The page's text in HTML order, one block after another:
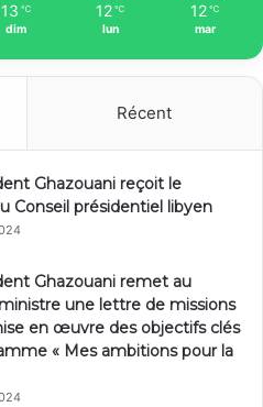
13 ℃
dim
12 ℃
lun
12 ℃
mar
Récent
Ghazouani reçoit le
Conseil présidentiel libyen
Ghazouani remet au
une lettre de missions
en œuvre des objectifs clés
« Mes ambitions pour la